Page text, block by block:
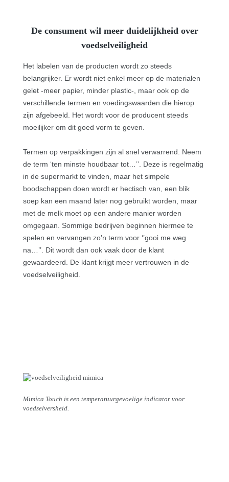
De consument wil meer duidelijkheid over
voedselveiligheid
Het labelen van de producten wordt zo steeds
belangrijker. Er wordt niet enkel meer op de materialen
gelet -meer papier, minder plastic-, maar ook op de
verschillende termen en voedingswaarden die hierop
zijn afgebeeld. Het wordt voor de producent steeds
moeilijker om dit goed vorm te geven.
Termen op verpakkingen zijn al snel verwarrend. Neem
de term ‘ten minste houdbaar tot…’’. Deze is regelmatig
in de supermarkt te vinden, maar het simpele
boodschappen doen wordt er hectisch van, een blik
soep kan een maand later nog gebruikt worden, maar
met de melk moet op een andere manier worden
omgegaan. Sommige bedrijven beginnen hiermee te
spelen en vervangen zo’n term voor ‘’gooi me weg
na…’’. Dit wordt dan ook vaak door de klant
gewaardeerd. De klant krijgt meer vertrouwen in de
voedselveiligheid.
Mimica Touch is een temperatuurgevoelige indicator voor
voedselversheid.